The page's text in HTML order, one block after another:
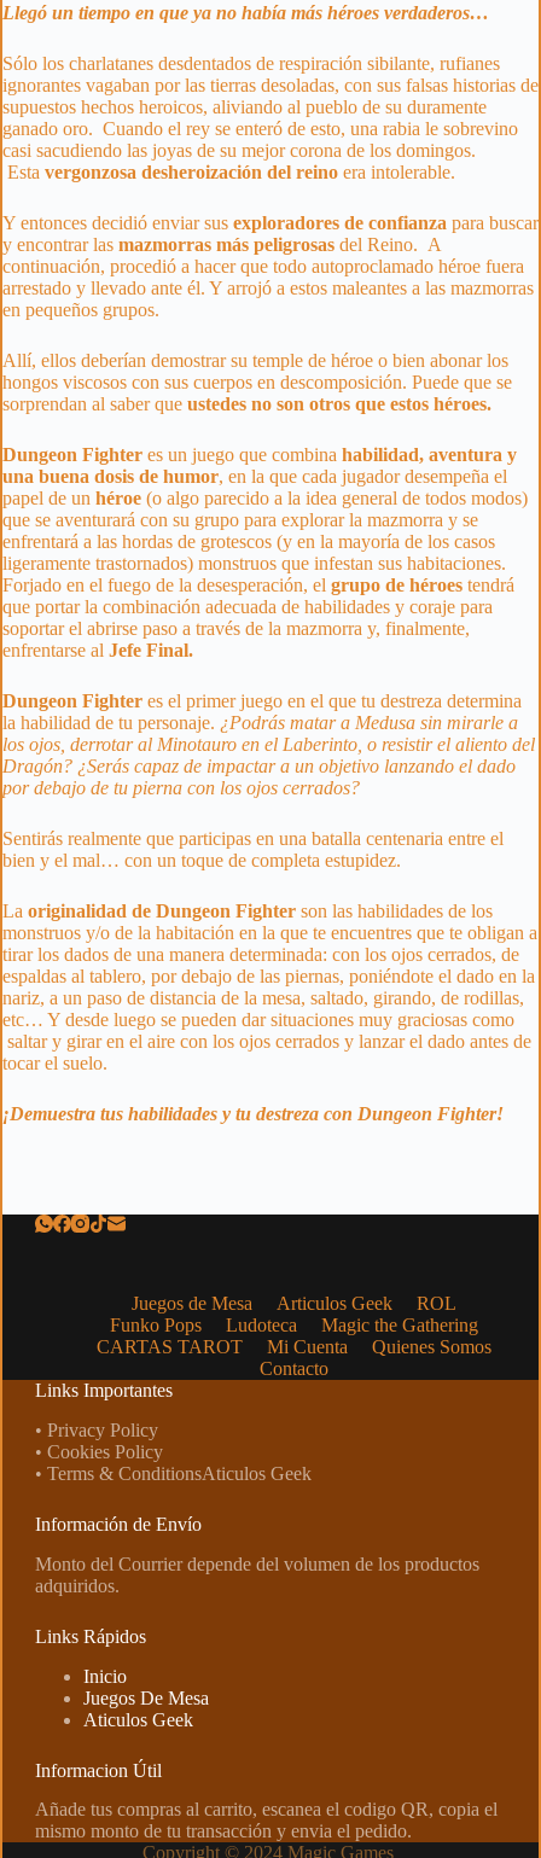
Llegó un tiempo en que ya no había más héroes verdaderos…
Sólo los charlatanes desdentados de respiración sibilante, rufianes
ignorantes vagaban por las tierras desoladas, con sus falsas historias de
supuestos hechos heroicos, aliviando al pueblo de su duramente
ganado oro. Cuando el rey se enteró de esto, una rabia le sobrevino
casi sacudiendo las joyas de su mejor corona de los domingos.
Esta vergonzosa desheroización del reino era intolerable.
Y entonces decidió enviar sus exploradores de confianza para buscar
y encontrar las mazmorras más peligrosas del Reino. A
continuación, procedió a hacer que todo autoproclamado héroe fuera
arrestado y llevado ante él. Y arrojó a estos maleantes a las mazmorras
en pequeños grupos.
Allí, ellos deberían demostrar su temple de héroe o bien abonar los
hongos viscosos con sus cuerpos en descomposición. Puede que se
sorprendan al saber que ustedes no son otros que estos héroes.
Dungeon Fighter es un juego que combina habilidad, aventura y
una buena dosis de humor, en la que cada jugador desempeña el
papel de un héroe (o algo parecido a la idea general de todos modos)
que se aventurará con su grupo para explorar la mazmorra y se
enfrentará a las hordas de grotescos (y en la mayoría de los casos
ligeramente trastornados) monstruos que infestan sus habitaciones.
Forjado en el fuego de la desesperación, el grupo de héroes tendrá
que portar la combinación adecuada de habilidades y coraje para
soportar el abrirse paso a través de la mazmorra y, finalmente,
enfrentarse al Jefe Final.
Dungeon Fighter es el primer juego en el que tu destreza determina
la habilidad de tu personaje. ¿Podrás matar a Medusa sin mirarle a
los ojos, derrotar al Minotauro en el Laberinto, o resistir el aliento del
Dragón? ¿Serás capaz de impactar a un objetivo lanzando el dado
por debajo de tu pierna con los ojos cerrados?
Sentirás realmente que participas en una batalla centenaria entre el
bien y el mal… con un toque de completa estupidez.
La originalidad de Dungeon Fighter son las habilidades de los
monstruos y/o de la habitación en la que te encuentres que te obligan a
tirar los dados de una manera determinada: con los ojos cerrados, de
espaldas al tablero, por debajo de las piernas, poniéndote el dado en la
nariz, a un paso de distancia de la mesa, saltado, girando, de rodillas,
etc… Y desde luego se pueden dar situaciones muy graciosas como
saltar y girar en el aire con los ojos cerrados y lanzar el dado antes de
tocar el suelo.
¡Demuestra tus habilidades y tu destreza con Dungeon Fighter!
Juegos de Mesa Articulos Geek
ROL
Funko Pops
Ludoteca
Magic the Gathering
CARTAS TAROT
Mi Cuenta
Quienes Somos
Contacto
Links Importantes
• Privacy Policy
• Cookies Policy
• Terms & ConditionsAticulos Geek
Información de Envío
Monto del Courrier depende del volumen de los productos
adquiridos.
Links Rápidos
Inicio
Juegos De Mesa
Aticulos Geek
Informacion Útil
Añade tus compras al carrito, escanea el codigo QR, copia el
mismo monto de tu transacción y envia el pedido.
Copyright © 2024 Magic Games